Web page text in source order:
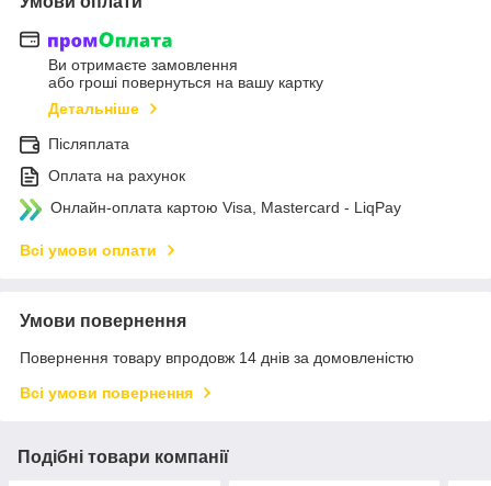
Ви отримаєте замовлення
або гроші повернуться на вашу картку
Детальніше
Післяплата
Оплата на рахунок
Онлайн-оплата картою Visa, Mastercard - LiqPay
Всі умови оплати
Умови повернення
Повернення товару впродовж 14 днів за домовленістю
Всі умови повернення
Подібні товари компанії